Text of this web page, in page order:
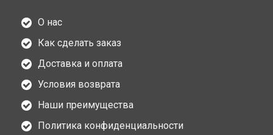
О нас
Как сделать заказ
Доставка и оплата
Условия возврата
Наши преимущества
Политика конфиденциальности